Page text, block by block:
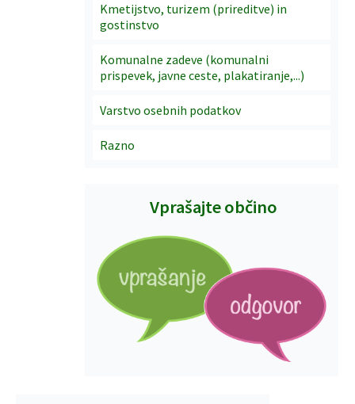
Kmetijstvo, turizem (prireditve) in
gostinstvo
Komunalne zadeve (komunalni
prispevek, javne ceste, plakatiranje,...)
Varstvo osebnih podatkov
Razno
Vprašajte občino